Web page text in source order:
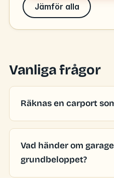
Jämför alla
Vanliga frågor
Räknas en carport
Vad händer om
grundbeloppet?